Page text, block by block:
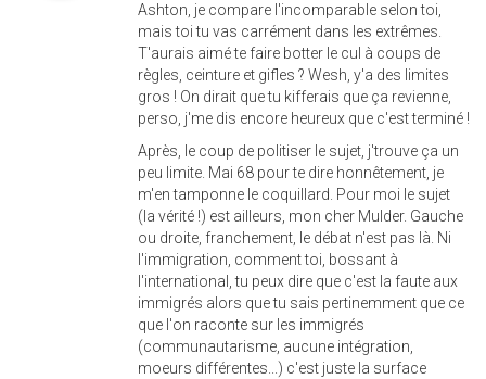
Ashton, je compare l'incomparable selon toi,
mais toi tu vas carrément dans les extrêmes.
T'aurais aimé te faire botter le cul à coups de
règles, ceinture et gifles ? Wesh, y'a des limites
gros ! On dirait que tu kifferais que ça revienne,
perso, j'me dis encore heureux que c'est terminé !
Après, le coup de politiser le sujet, j'trouve ça un
peu limite. Mai 68 pour te dire honnêtement, je
m'en tamponne le coquillard. Pour moi le sujet
(la vérité !) est ailleurs, mon cher Mulder. Gauche
ou droite, franchement, le débat n'est pas là. Ni
l'immigration, comment toi, bossant à
l'international, tu peux dire que c'est la faute aux
immigrés alors que tu sais pertinemment que ce
que l'on raconte sur les immigrés
(communautarisme, aucune intégration,
moeurs différentes...) c'est juste la surface